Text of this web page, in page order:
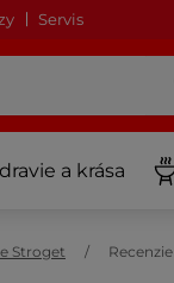
Servis
a krása
Stroget Recenzie